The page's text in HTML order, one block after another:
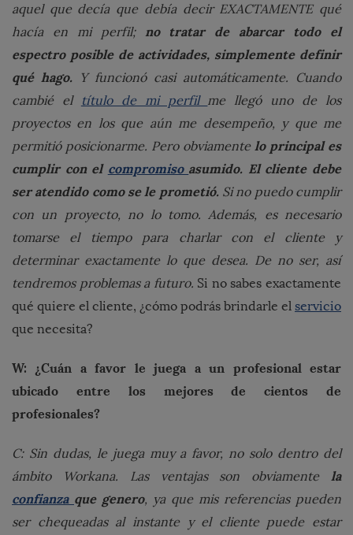
aquel que decía que debía decir EXACTAMENTE qué
hacía en mi perfil; no tratar de abarcar todo el
espectro posible de actividades, simplemente definir
qué hago. Y funcionó casi automáticamente. Cuando
cambié el título de mi perfil me llegó uno de los
proyectos en los que aún me desempeño, y que me
permitió posicionarme. Pero obviamente lo principal es
cumplir con el compromiso asumido. El cliente debe
ser atendido como se le prometió.Si no puedo cumplir
con un proyecto, no lo tomo. Además, es necesario
tomarse el tiempo para charlar con el cliente y
determinar exactamente lo que desea. De no ser, así
tendremos problemas a futuro. Si no sabes exactamente
qué quiere el cliente, ¿cómo podrás brindarle el servicio
que necesita?
W: ¿Cuán a favor le juega a un profesional estar
ubicado entre los mejores de cientos de
profesionales?
C: Sin dudas, le juega muy a favor, no solo dentro del
ámbito Workana. Las ventajas son obviamente la
confianza que genero, ya que mis referencias pueden
ser chequeadas al instante y el cliente puede estar